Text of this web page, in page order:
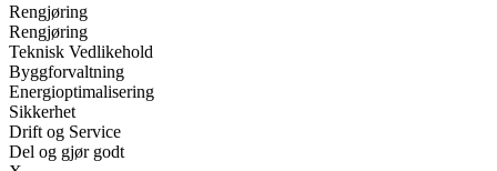
Rengjøring
Rengjøring
Teknisk Vedlikehold
Byggforvaltning
Energioptimalisering
Sikkerhet
Drift og Service
Del og gjør godt